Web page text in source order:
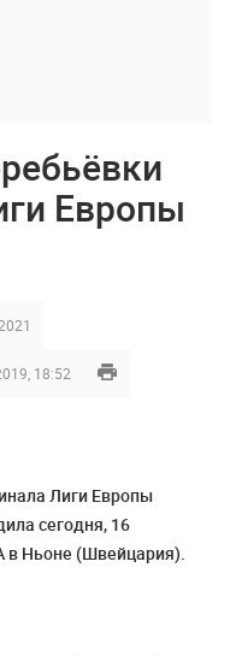
Европы
18:52
Лиги Европы
сегодня, 16
в Ньоне (Швейцария).